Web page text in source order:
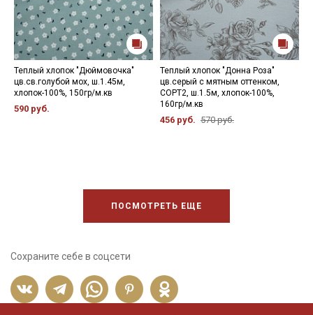
Теплый хлопок "Дюймовочка"
цв.св.голубой мох, ш.1.45м,
хлопок-100%, 150гр/м.кв
590 руб.
Теплый хлопок "Донна Роза"
цв.серый с мятным оттенком,
СОРТ2, ш.1.5м, хлопок-100%,
160гр/м.кв
456 руб. 570 руб.
ПОСМОТРЕТЬ ЕЩЕ
Сохраните себе в соцсети